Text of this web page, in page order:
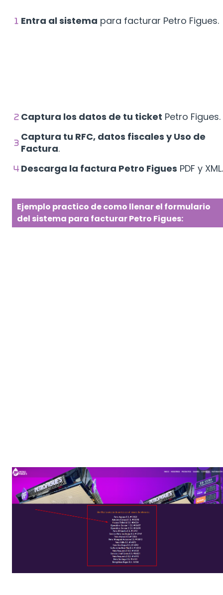
Entra al sistema para facturar Petro Figues.
Captura los datos de tu ticket Petro Figues.
Captura tu RFC, datos fiscales y Uso de
Factura.
Descarga la factura Petro Figues PDF y XML.
Ejemplo practico de como llenar el formulario
del sistema para facturar Petro Figues: